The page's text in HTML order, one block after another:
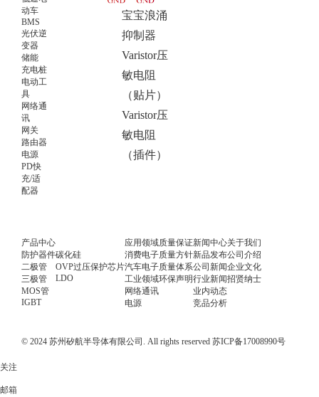
宝宝浪涌
抑制器
Varistor压
敏电阻
（贴片）
Varistor压
敏电阻
（插件）
动车
BMS
光伏逆
变器
储能
充电桩
电动工
具
网络通
讯
网关
路由器
电源
PD快
充/适
配器
产品中心
防护器件
二极管
三极管
MOS管
IGBT
碳化硅
OVP过压保护芯片
LDO
应用领域
消费电子
汽车电子
工业领域
网络通讯
电源
质量保证
质量方针
质量体系
环保声明
新闻中心
新品发布
公司新闻
行业新闻
业内动态
竞品分析
关于我们
公司介绍
企业文化
招贤纳士
© 2024 苏州矽航半导体有限公司. All rights reserved 苏ICP备17008990号
关注
邮箱